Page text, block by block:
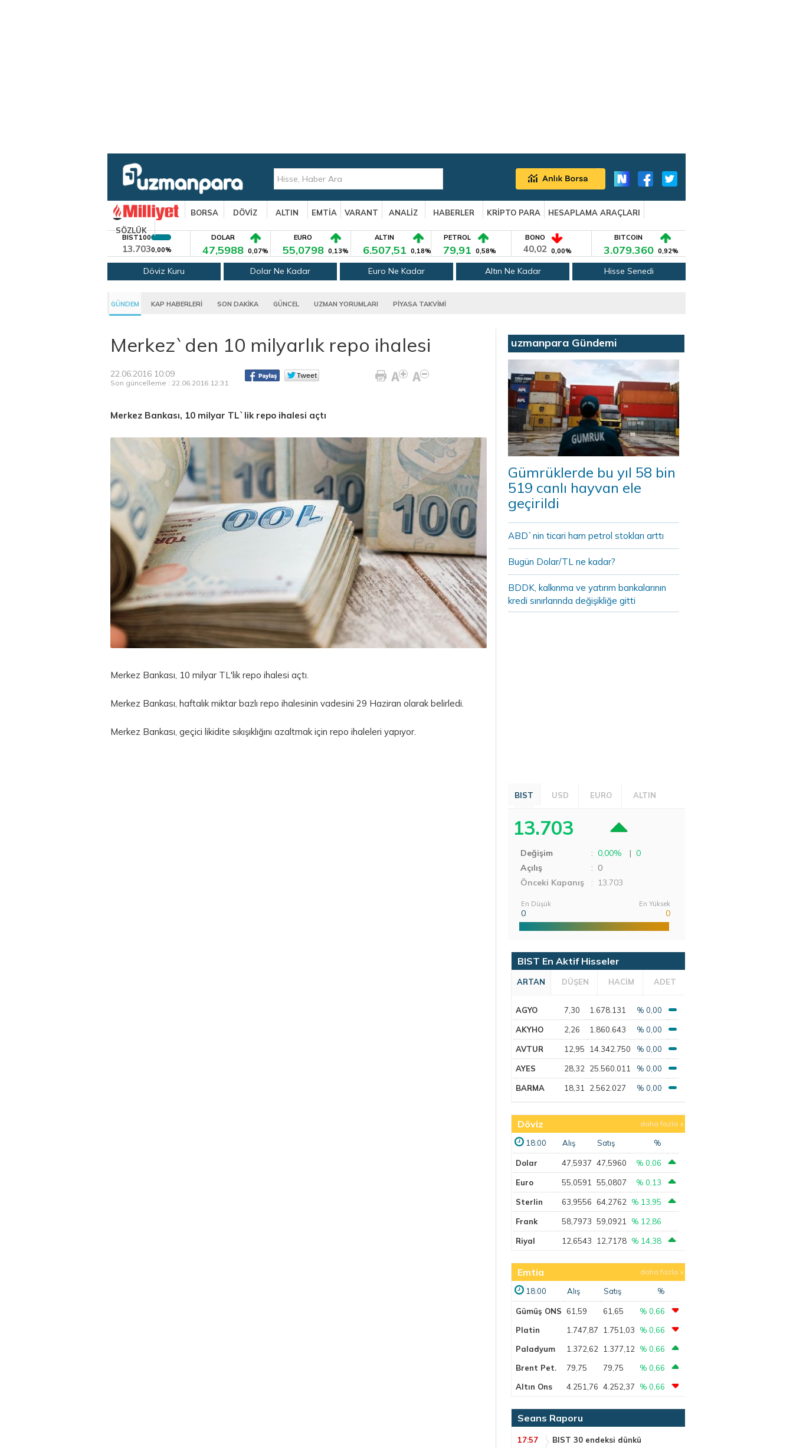
BORSA DÖVİZ ALTIN EMTİA VARANT ANALİZ HABERLER KRİPTO PARA
HESAPLAMA ARAÇLARI
SÖZLÜK
BIST100
13.7030,00%
DOLAR
47,5988 0,07%
EURO
55,0798 0,13%
ALTIN
6.507,51 0,18%
PETROL
79,91 0,58%
BONO
40,02 0,00%
BITCOIN
3.079.360 0,92%
Döviz Kuru Dolar Ne Kadar Euro Ne Kadar Altın Ne Kadar Hisse Senedi
GÜNDEM KAP HABERLERİ SON DAKİKA GÜNCEL UZMAN YORUMLARI PİYASA TAKVİMİ
Merkez`den 10 milyarlık repo ihalesi
22.06.2016 10:09
Son güncelleme : 22.06.2016 12:31
Merkez Bankası, 10 milyar TL`lik repo ihalesi açtı
Merkez Bankası, 10 milyar TL'lik repo ihalesi açtı.
Merkez Bankası, haftalık miktar bazlı repo ihalesinin vadesini 29 Haziran olarak belirledi.
Merkez Bankası, geçici likidite sıkışıklığını azaltmak için repo ihaleleri yapıyor.
uzmanpara Gündemi
Gümrüklerde bu yıl 58 bin
519 canlı hayvan ele
geçirildi
ABD`nin ticari ham petrol stokları arttı
Bugün Dolar/TL ne kadar?
BDDK, kalkınma ve yatırım bankalarının
kredi sınırlarında değişikliğe gitti
BIST USD EURO ALTIN
13.703
Değişim : 0,00% | 0
Açılış
: 0
Önceki Kapanış
: 13.703
En Düşük
0
En Yüksek
0
BIST En Aktif Hisseler
ARTAN DÜŞEN HACİM ADET
AGYO 7,30 1.678.131 % 0,00
AKYHO 2,26 1.860.643 % 0,00
AVTUR 12,95 14.342.750 % 0,00
AYES 28,32 25.560.011 % 0,00
BARMA 18,31 2.562.027 % 0,00
Döviz daha fazla
18:00 Alış Satış %
Dolar 47,5937 47,5960 % 0,06
Euro 55,0591 55,0807 % 0,13
Sterlin 63,9556 64,2762 % 13,95
Frank 58,7973 59,0921 % 12,86
Riyal 12,6543 12,7178 % 14,38
Emtia daha fazla
18:00 Alış Satış %
Gümüş ONS 61,59 61,65
% 0,66
Platin
1.747,87 1.751,03
% 0,66
Paladyum
1.372,62 1.377,12
% 0,66
Brent Pet.
79,75 79,75
% 0,66
Altın Ons
4.251,76 4.252,37 % 0,66
Seans Raporu
17:57
BIST 30 endeksi dünkü